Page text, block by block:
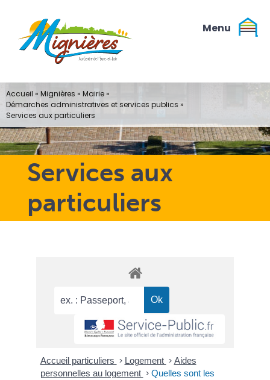
contenu
Services aux
particuliers
Accueil » Mignières » Mairie»
Démarches administratives et services publics »
Services aux particuliers
Accueil particuliers > Logement > Aides
personnelles au logement > Quelles sont les